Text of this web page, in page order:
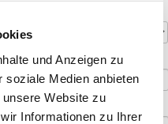
und Anzeigen zu
soziale Medien anbieten
Website zu
Informationen zu Ihrer